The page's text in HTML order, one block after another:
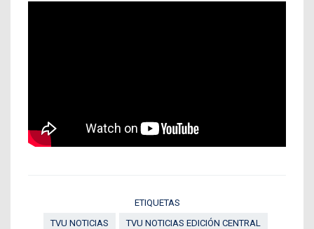
ETIQUETAS
TVU NOTICIAS
TVU NOTICIAS EDICIÓN CENTRAL